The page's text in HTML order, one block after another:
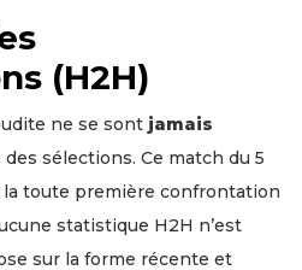
(H2H)
ne se sont jamais
des sélections. Ce match du 5
toute première confrontation
statistique H2H n’est
sur la forme récente et